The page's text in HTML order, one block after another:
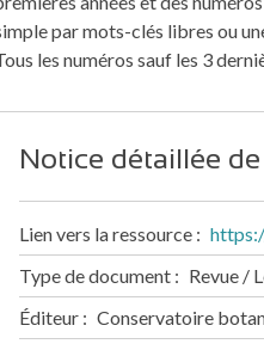
par mots-clés libres ou
les numéros sauf les 3
Notice détaillée
Lien vers la ressource
Type de document
Revue /
Éditeur
Conservatoire